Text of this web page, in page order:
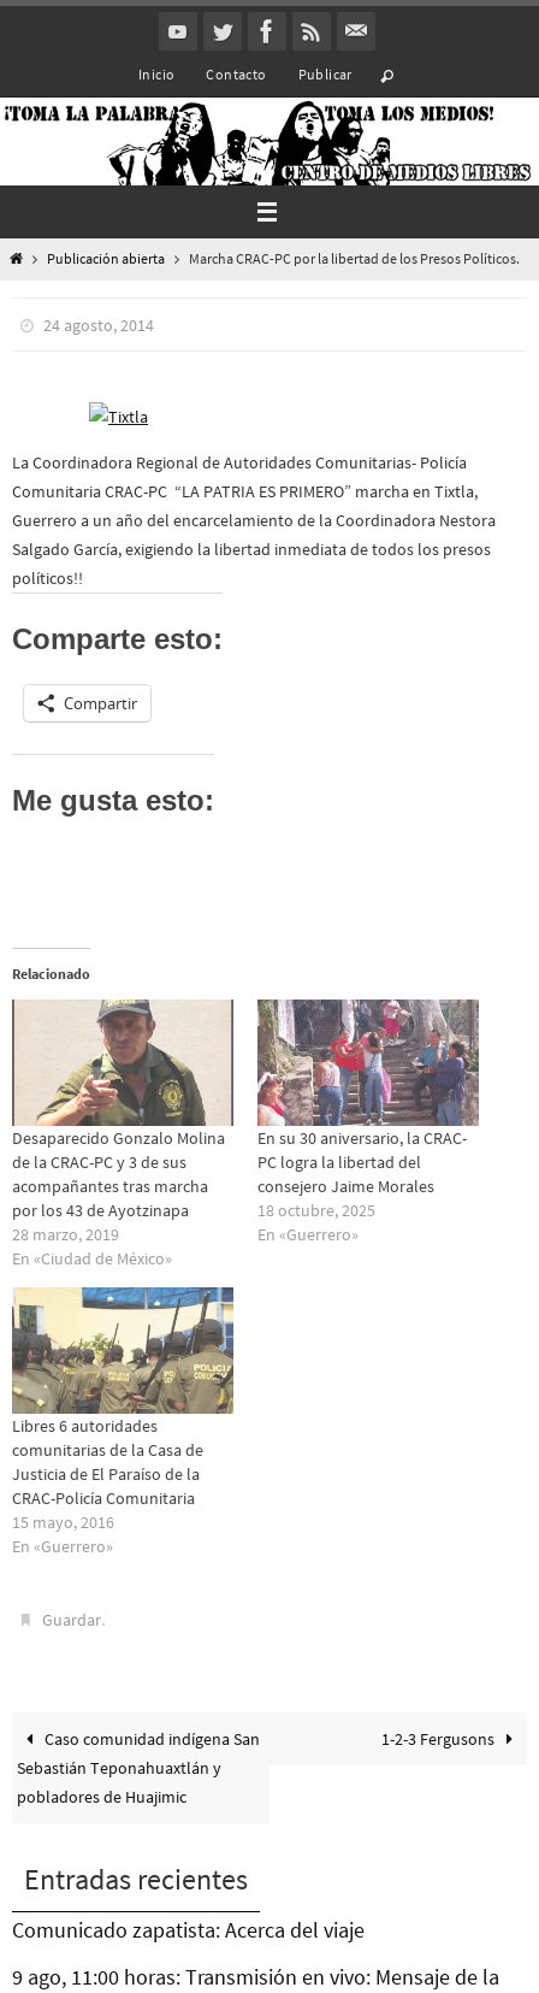
Inicio Contacto Publicar
InicioPublicación abierta Marcha CRAC-PC por la libertad de los Presos Políticos.
24 agosto, 2014
La Coordinadora Regional de Autoridades Comunitarias- Policía
Comunitaria CRAC-PC “LA PATRIA ES PRIMERO” marcha en Tixtla,
Guerrero a un año del encarcelamiento de la Coordinadora Nestora
Salgado García, exigiendo la libertad inmediata de todos los presos
políticos!!
Comparte esto:
Compartir
Me gusta esto:
Relacionado
Desaparecido Gonzalo Molina
de la CRAC-PC y 3 de sus
acompañantes tras marcha
por los 43 de Ayotzinapa
28 marzo, 2019
En «Ciudad de México»
En su 30 aniversario, la CRAC-
PC logra la libertad del
consejero Jaime Morales
18 octubre, 2025
En «Guerrero»
Libres 6 autoridades
comunitarias de la Casa de
Justicia de El Paraíso de la
CRAC-Policía Comunitaria
15 mayo, 2016
En «Guerrero»
Guardar.
Caso comunidad indígena San
Sebastián Teponahuaxtlán y
pobladores de Huajimic
1-2-3 Fergusons
Entradas recientes
Comunicado zapatista: Acerca del viaje
9 ago, 11:00 horas: Transmisión en vivo: Mensaje de la